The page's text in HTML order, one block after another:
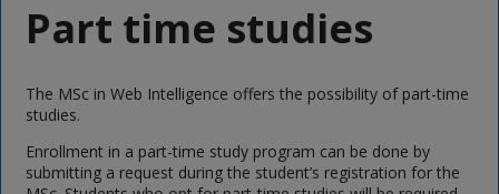
Part time studies
The MSc in Web Intelligence offers the possibility of part-time
studies.
Enrollment in a part-time study program can be done by
submitting a request during the student’s registration for the